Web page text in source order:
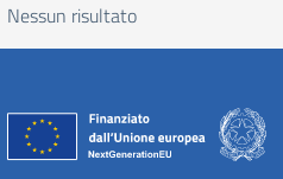
Nessun risultato